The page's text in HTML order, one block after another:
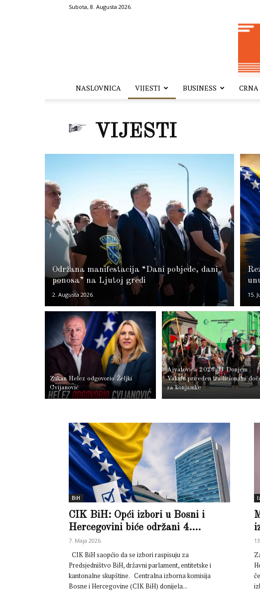
Subota, 8. Augusta 2026.
NASLOVNICA VIJESTI BUSINESS
VIJESTI
Održana manifestacija “Dani pobjede, dani
ponosa” na Ljutoj gredi
2. Augusta 2026. 15.
Zukan Helez odgovorio Željki
Cvijanović
Ajvatovica 2026: U Donjem
Vakufu priređen tradicionalni
za konjanike
BiH
CIK BiH: Opći izbori u Bosni i
Hercegovini biće održani 4....
7. Maja 2026.
CIK BiH saopćio da se izbori raspisuju za
Predsjedništvo BiH, državni parlament, entitetske i
kantonalne skupštine. Centralna izborna komisija
Bosne i Hercegovine (CIK BiH) donijela...